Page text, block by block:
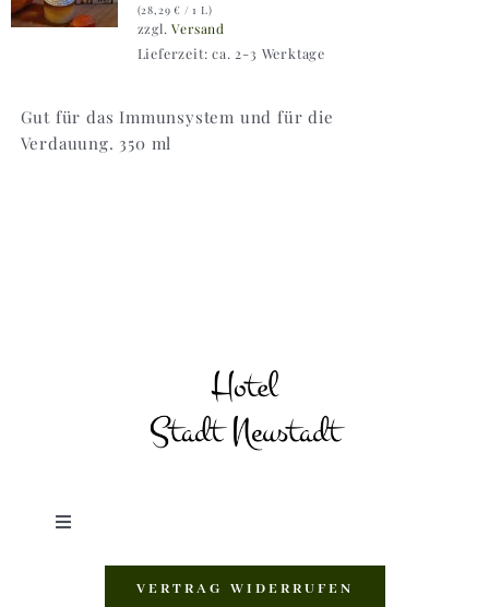
(28,29€ / 1 L)
zzgl.Versand
Lieferzeit: ca. 2-3 Werktage
Gut für das Immunsystem und für die
Verdauung. 350 ml
Toggle
VERTRAG WIDERRUFEN